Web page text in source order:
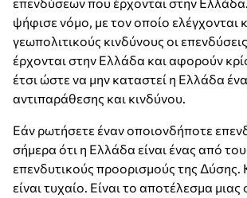
ψήφισε νόμο, με τον οποίο ελέγχονται
γεωπολιτικούς κινδύνους οι
έρχονται στην Ελλάδα και αφορούν
έτσι ώστε να μην καταστεί η Ελλάδα
αντιπαράθεσης και κινδύνου.
Εάν ρωτήσετε έναν οποιονδήποτε
σήμερα ότι η Ελλάδα είναι ένας από
επενδυτικούς προορισμούς της Δύσης.
είναι τυχαίο. Είναι το αποτέλεσμα μιας